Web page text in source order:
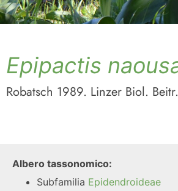
Epipactis
Robatsch 1989. Linzer Biol.
Albero tassonomico:
Subfamilia Epidendroideae